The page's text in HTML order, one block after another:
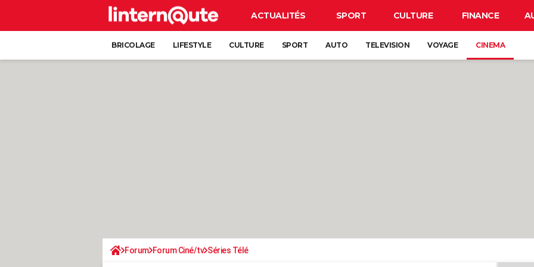
ACTUALITÉS SPORT CULTURE FINANCE
BRICOLAGE LIFESTYLE CULTURE SPORT AUTO TELEVISION VOYAGE CINEMA
Forum Forum Ciné/tv Séries Télé